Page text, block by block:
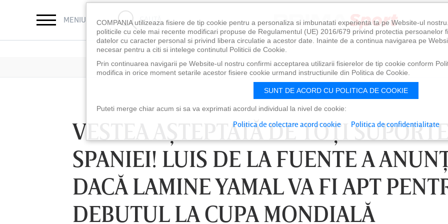
MENIU CAUTĂ
VESTEA AŞTEPTATĂ DE TOŢI
SPANIEI! LUIS DE LA FUENTE A
DACĂ LAMINE YAMAL VA FI APT
DEBUTUL LA CUPA MONDIALĂ
LUNI 10 AUG, 18:30 LUNI 10 AUG, 21:30 VINERI 07 AUG, 21:00
COMPANIA utilizeaza fisiere de tip cookie pentru a personaliza si imbunatati experienta ta pe Website-ul
politicile cu cele mai recente modificari propuse de Regulamentul (UE) 2016/679 privind protectia persoanelor
datelor cu caracter personal si privind libera circulatie a acestor date. Inainte de a continua navigarea pe
necesar pentru a citi si intelege continutul Politicii de Cookie.
Prin continuarea navigarii pe Website-ul nostru confirmi acceptarea utilizarii fisierelor de tip cookie conform
modifica in orice moment setarile acestor fisiere cookie urmand instructiunile din Politica de Cookie.
SUNT DE ACORD CU POLITICA DE COOKIE
Puteti merge chiar acum si sa va exprimati acordul individual la nivel de cookie:
Politica de colectare acord cookie Politica de confidentialitate